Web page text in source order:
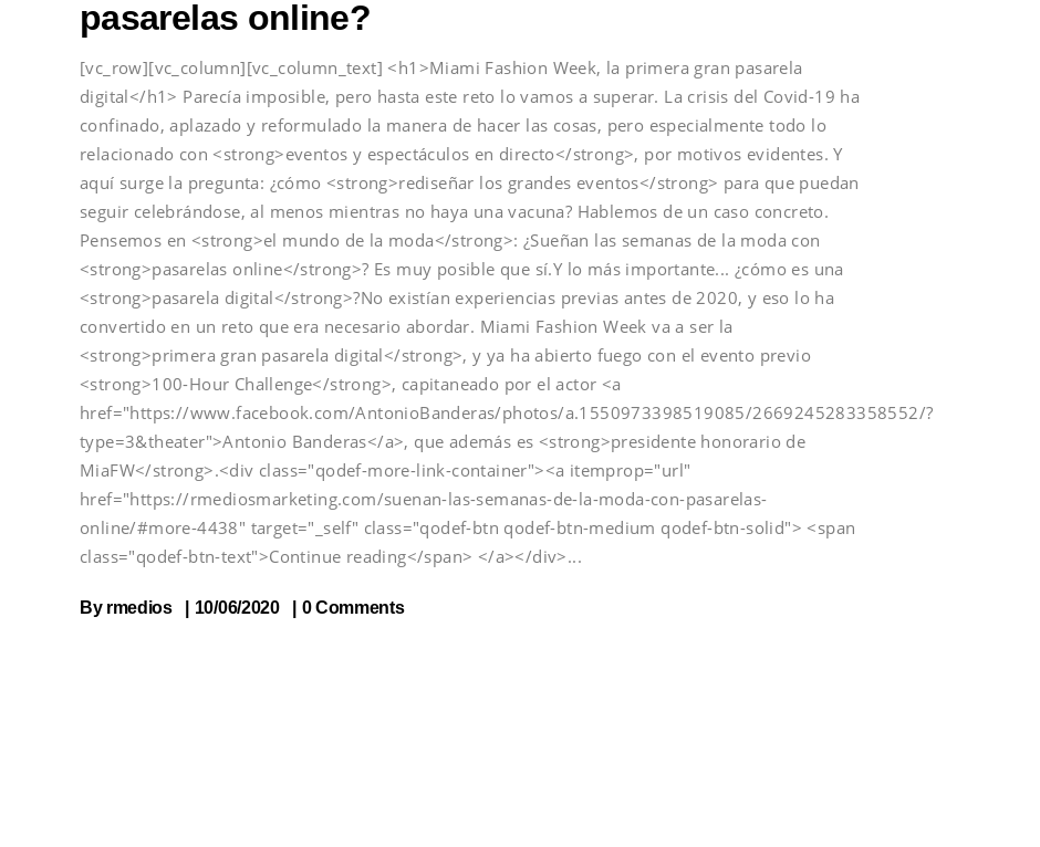
pasarelas online?
[vc_row][vc_column][vc_column_text] <h1>Miami Fashion Week, la primera gran pasarela
digital</h1> Parecía imposible, pero hasta este reto lo vamos a superar. La crisis del Covid-19 ha
confinado, aplazado y reformulado la manera de hacer las cosas, pero especialmente todo lo
relacionado con <strong>eventos y espectáculos en directo</strong>, por motivos evidentes. Y
aquí surge la pregunta: ¿cómo <strong>rediseñar los grandes eventos</strong> para que puedan
seguir celebrándose, al menos mientras no haya una vacuna? Hablemos de un caso concreto.
Pensemos en <strong>el mundo de la moda</strong>: ¿Sueñan las semanas de la moda con
<strong>pasarelas online</strong>? Es muy posible que sí.Y lo más importante... ¿cómo es una
<strong>pasarela digital</strong>?No existían experiencias previas antes de 2020, y eso lo ha
convertido en un reto que era necesario abordar. Miami Fashion Week va a ser la
<strong>primera gran pasarela digital</strong>, y ya ha abierto fuego con el evento previo
<strong>100-Hour Challenge</strong>, capitaneado por el actor <a
href="https://www.facebook.com/AntonioBanderas/photos/a.1550973398519085/2669245283358552/?
type=3&theater">Antonio Banderas</a>, que además es <strong>presidente honorario de
MiaFW</strong>.<div class="qodef-more-link-container"><a itemprop="url"
href="https://rmediosmarketing.com/suenan-las-semanas-de-la-moda-con-pasarelas-
online/#more-4438" target="_self" class="qodef-btn qodef-btn-medium qodef-btn-solid"> <span
class="qodef-btn-text">Continue reading</span> </a></div>
By rmedios 10/06/2020 0 Comments